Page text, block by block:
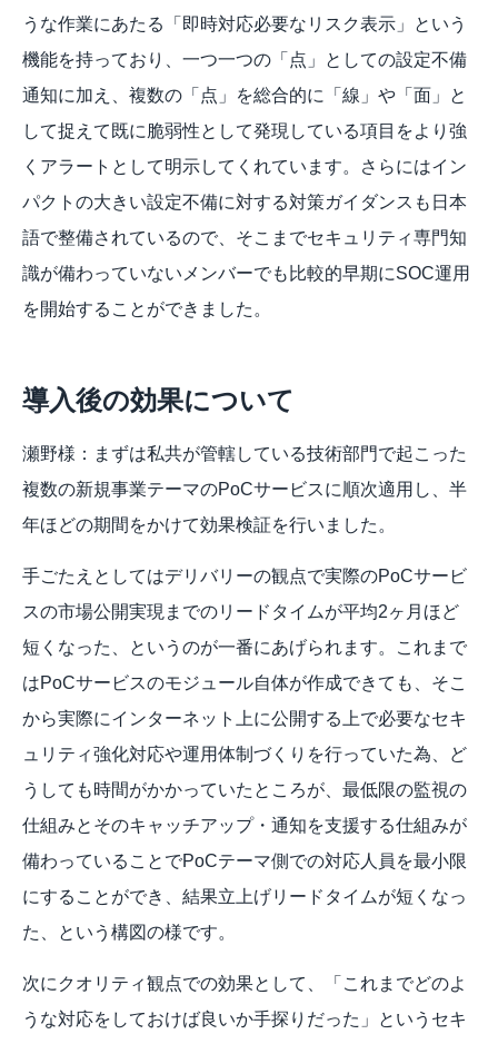
うな作業にあたる「即時対応必要なリスク表示」という
機能を持っており、一つ一つの「点」としての設定不備
通知に加え、複数の「点」を総合的に「線」や「面」と
して捉えて既に脆弱性として発現している項目をより強
くアラートとして明示してくれています。さらにはイン
パクトの大きい設定不備に対する対策ガイダンスも日本
語で整備されているので、そこまでセキュリティ専門知
識が備わっていないメンバーでも比較的早期にSOC運用
を開始することができました。
導入後の効果について
瀬野様：まずは私共が管轄している技術部門で起こった
複数の新規事業テーマのPoCサービスに順次適用し、半
年ほどの期間をかけて効果検証を行いました。
手ごたえとしてはデリバリーの観点で実際のPoCサービ
スの市場公開実現までのリードタイムが平均2ヶ月ほど
短くなった、というのが一番にあげられます。これまで
はPoCサービスのモジュール自体が作成できても、そこ
から実際にインターネット上に公開する上で必要なセキ
ュリティ強化対応や運用体制づくりを行っていた為、ど
うしても時間がかかっていたところが、最低限の監視の
仕組みとそのキャッチアップ・通知を支援する仕組みが
備わっていることでPoCテーマ側での対応人員を最小限
にすることができ、結果立上げリードタイムが短くなっ
た、という構図の様です。
次にクオリティ観点での効果として、「これまでどのよ
うな対応をしておけば良いか手探りだった」というセキ